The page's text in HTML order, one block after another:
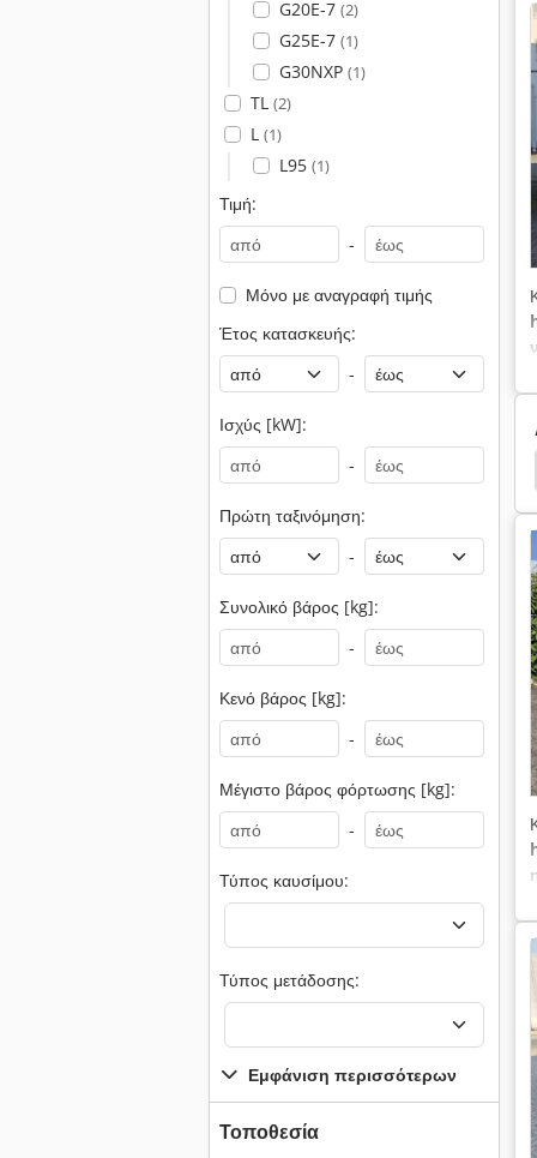
G20E-7 (2)
G25E-7 (1)
G30NXP (1)
TL (2)
L (1)
L95 (1)
Τιμή:
-
Μόνο με αναγραφή τιμής
Έτος κατασκευής:
-
Ισχύς [kW]:
-
Πρώτη ταξινόμηση:
-
Συνολικό βάρος [kg]:
-
Κενό βάρος [kg]:
-
Μέγιστο βάρος φόρτωσης [kg]:
-
Τύπος καυσίμου:
Τύπος μετάδοσης:
Εμφάνιση περισσότερων
Τοποθεσία
Υψηλής Ανύψωσης Μυρμήγκι